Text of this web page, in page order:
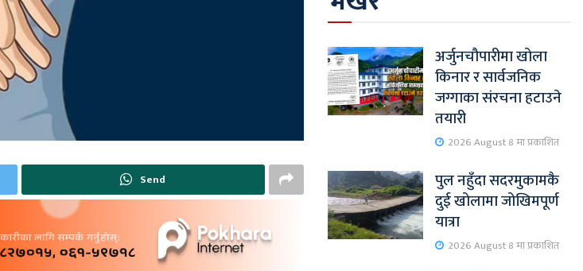
Send
अर्जुनचौपारीमा खोला
किनार र सार्वजनिक
जग्गाका संरचना हटाउने
तयारी
2026 August 8 मा प्रकाशित
पुल नहुँदा सदरमुकामकै
दुई खोलामा जोखिमपूर्ण
यात्रा
2026 August 8 मा प्रकाशित